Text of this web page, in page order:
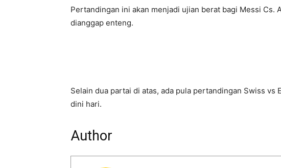
Pertandingan ini akan menjadi ujian berat bagi Messi Cs.
dianggap enteng.
Selain dua partai di atas, ada pula pertandingan Swiss vs
dini hari.
Author